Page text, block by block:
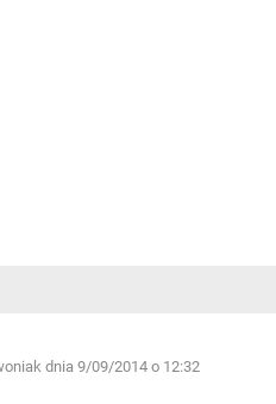
dnia 9/09/2014 o 12:32